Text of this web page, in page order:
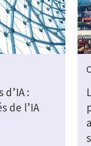
:
de l’IA